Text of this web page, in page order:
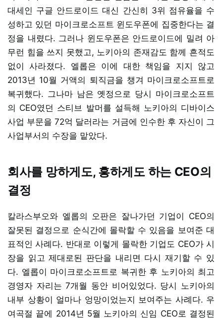
대세인 구글 안드로이드 대신 간신히 3위 점유율을 수
성하고 있던 마이크로소프트 윈도우폰에 집중한다는 결
정을 내렸다. 그러나 윈도우폰은 안드로이드에 밀려 아
무런 힘을 쓰지 못했고, 노키아의 존재감도 함께 흔적도
없이 사라졌다. 엘롭은 이에 대한 책임을 지지 않고
2013년 10월 거액의 퇴직금을 챙겨 마이크로소프트로
복귀했다. 그나마 남은 옛정으로 당시 마이크로소프트
의 CEO였던 스티브 발머를 설득해 노키아의 디바이스
사업 부문을 72억 달러라는 거금에 인수한 후 자신이 그
사업부서의 수장을 맡았다.
회사를 망하게도, 흥하게도 하는 CEO의
결정
칼라스부오와 엘롭의 오판은 잘나가던 기업이 CEO의
잘못된 결정으로 순식간에 몰락할 수 있음을 보여준 대
표적인 사례다. 반대로 이렇게 몰락한 기업도 CEO가 시
장을 읽고 제대로된 판단을 내리면 다시 재기할 수 있
다. 엘롭이 마이크로소프트로 복귀한 후 노키아의 최고
경영자 자리는 7개월 동안 비어있었다. 당시 노키아의
내부 상황이 얼마나 엉망이었는지 보여주는 사례다. 우
여곡절 끝에 2014년 5월 노키아의 신임 CEO로 결정된